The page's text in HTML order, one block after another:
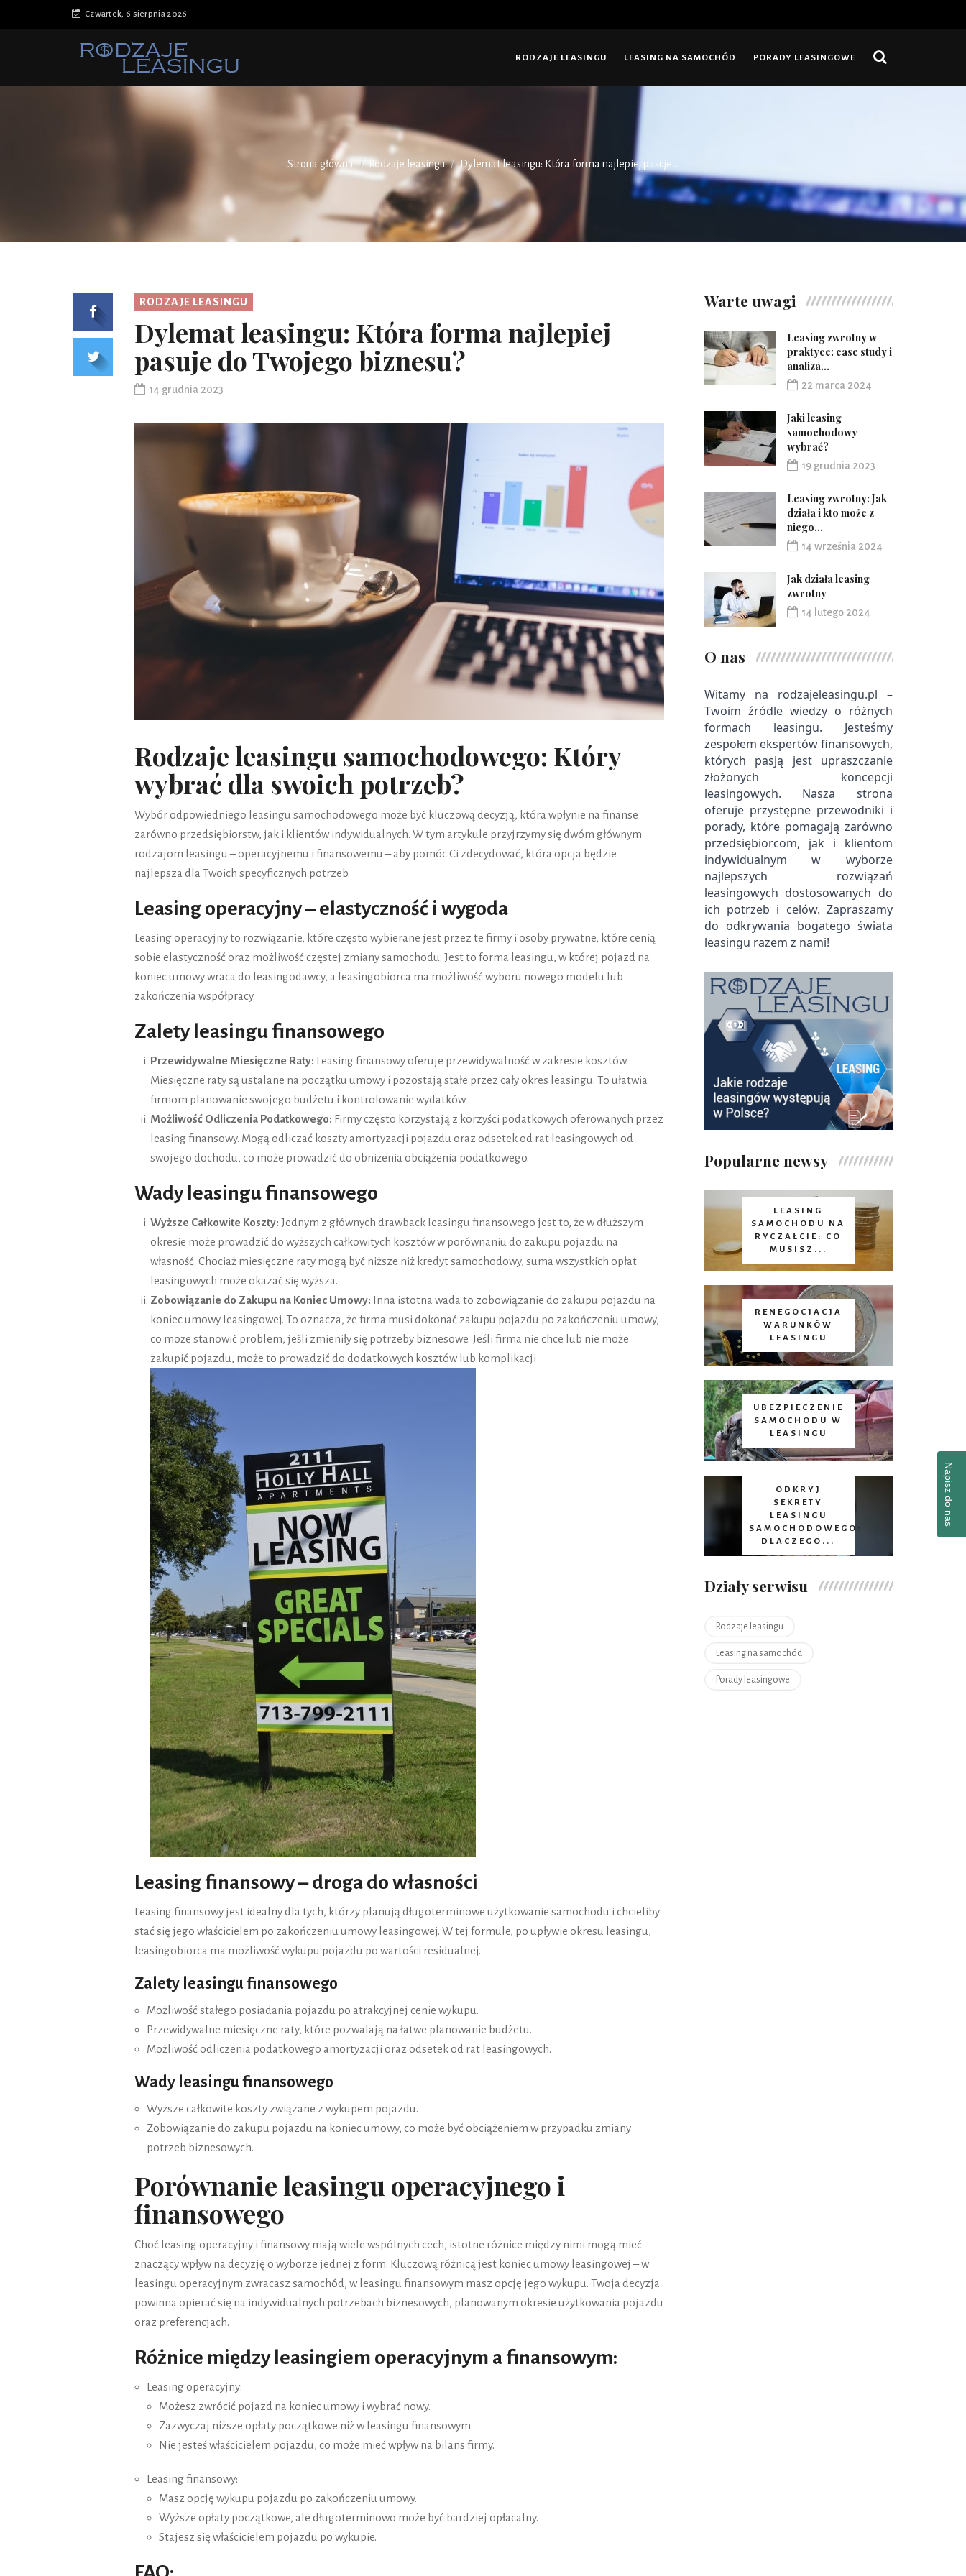
Czwartek, 6 sierpnia 2026
RODZAJE LEASINGU LEASING NA SAMOCHÓD PORADY LEASINGOWE
Strona główna Rodzaje leasingu Dylemat leasingu: Która forma najlepiej pasuje...
RODZAJE LEASINGU
Dylemat leasingu: Która forma najlepiej
pasuje do Twojego biznesu?
14 grudnia 2023
Rodzaje leasingu samochodowego: Który
wybrać dla swoich potrzeb?
Wybór odpowiedniego leasingu samochodowego może być kluczową decyzją, która wpłynie na finanse
zarówno przedsiębiorstw, jak i klientów indywidualnych. W tym artykule przyjrzymy się dwóm głównym
rodzajom leasingu – operacyjnemu i finansowemu – aby pomóc Ci zdecydować, która opcja będzie
najlepsza dla Twoich specyficznych potrzeb.
Leasing operacyjny – elastyczność i wygoda
Leasing operacyjny to rozwiązanie, które często wybierane jest przez te firmy i osoby prywatne, które cenią
sobie elastyczność oraz możliwość częstej zmiany samochodu. Jest to forma leasingu, w której pojazd na
koniec umowy wraca do leasingodawcy, a leasingobiorca ma możliwość wyboru nowego modelu lub
zakończenia współpracy.
Zalety leasingu finansowego
Przewidywalne Miesięczne Raty: Leasing finansowy oferuje przewidywalność w zakresie kosztów.
Miesięczne raty są ustalane na początku umowy i pozostają stałe przez cały okres leasingu. To ułatwia
firmom planowanie swojego budżetu i kontrolowanie wydatków.
Możliwość Odliczenia Podatkowego: Firmy często korzystają z korzyści podatkowych oferowanych przez
leasing finansowy. Mogą odliczać koszty amortyzacji pojazdu oraz odsetek od rat leasingowych od
swojego dochodu, co może prowadzić do obniżenia obciążenia podatkowego.
Wady leasingu finansowego
Wyższe Całkowite Koszty: Jednym z głównych drawback leasingu finansowego jest to, że w dłuższym
okresie może prowadzić do wyższych całkowitych kosztów w porównaniu do zakupu pojazdu na
własność. Chociaż miesięczne raty mogą być niższe niż kredyt samochodowy, suma wszystkich opłat
leasingowych może okazać się wyższa.
Zobowiązanie do Zakupu na Koniec Umowy: Inna istotna wada to zobowiązanie do zakupu pojazdu na
koniec umowy leasingowej. To oznacza, że ​​firma musi dokonać zakupu pojazdu po zakończeniu umowy,
co może stanowić problem, jeśli zmieniły się potrzeby biznesowe. Jeśli firma nie chce lub nie może
zakupić pojazdu, może to prowadzić do dodatkowych kosztów lub komplikacji
Leasing finansowy – droga do własności
Leasing finansowy jest idealny dla tych, którzy planują długoterminowe użytkowanie samochodu i chcieliby
stać się jego właścicielem po zakończeniu umowy leasingowej. W tej formule, po upływie okresu leasingu,
leasingobiorca ma możliwość wykupu pojazdu po wartości residualnej.
Zalety leasingu finansowego
Możliwość stałego posiadania pojazdu po atrakcyjnej cenie wykupu.
Przewidywalne miesięczne raty, które pozwalają na łatwe planowanie budżetu.
Możliwość odliczenia podatkowego amortyzacji oraz odsetek od rat leasingowych.
Wady leasingu finansowego
Wyższe całkowite koszty związane z wykupem pojazdu.
Zobowiązanie do zakupu pojazdu na koniec umowy, co może być obciążeniem w przypadku zmiany
potrzeb biznesowych.
Porównanie leasingu operacyjnego i
finansowego
Choć leasing operacyjny i finansowy mają wiele wspólnych cech, istotne różnice między nimi mogą mieć
znaczący wpływ na decyzję o wyborze jednej z form. Kluczową różnicą jest koniec umowy leasingowej – w
leasingu operacyjnym zwracasz samochód, w leasingu finansowym masz opcję jego wykupu. Twoja decyzja
powinna opierać się na indywidualnych potrzebach biznesowych, planowanym okresie użytkowania pojazdu
oraz preferencjach.
Różnice między leasingiem operacyjnym a finansowym:
Leasing operacyjny:
Możesz zwrócić pojazd na koniec umowy i wybrać nowy.
Zazwyczaj niższe opłaty początkowe niż w leasingu finansowym.
Nie jesteś właścicielem pojazdu, co może mieć wpływ na bilans firmy.
Leasing finansowy:
Masz opcję wykupu pojazdu po zakończeniu umowy.
Wyższe opłaty początkowe, ale długoterminowo może być bardziej opłacalny.
Stajesz się właścicielem pojazdu po wykupie.
Warte uwagi
Leasing zwrotny w
praktyce: case study i
analiza...
22 marca 2024
Jaki leasing
samochodowy
wybrać?
19 grudnia 2023
Leasing zwrotny: Jak
działa i kto może z
niego...
14 września 2024
Jak działa leasing
zwrotny
14 lutego 2024
O nas
Witamy na rodzajeleasingu.pl –
Twoim źródle wiedzy o różnych
formach leasingu. Jesteśmy
zespołem ekspertów finansowych,
których pasją jest upraszczanie
złożonych koncepcji
leasingowych. Nasza strona
oferuje przystępne przewodniki i
porady, które pomagają zarówno
przedsiębiorcom, jak i klientom
indywidualnym w wyborze
najlepszych rozwiązań
leasingowych dostosowanych do
ich potrzeb i celów. Zapraszamy
do odkrywania bogatego świata
leasingu razem z nami!
Popularne newsy
LEASING
SAMOCHODU NA
RYCZAŁCIE: CO
MUSISZ...
RENEGOCJACJA
WARUNKÓW
LEASINGU
UBEZPIECZENIE
SAMOCHODU W
LEASINGU
ODKRYJ
SEKRETY
LEASINGU
SAMOCHODOWEGO:
DLACZEGO...
Działy serwisu
Rodzaje leasingu
Leasing na samochód
Porady leasingowe
Napisz do nas